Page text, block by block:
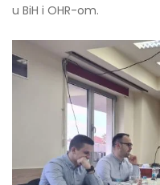
u BiH i OHR-om.